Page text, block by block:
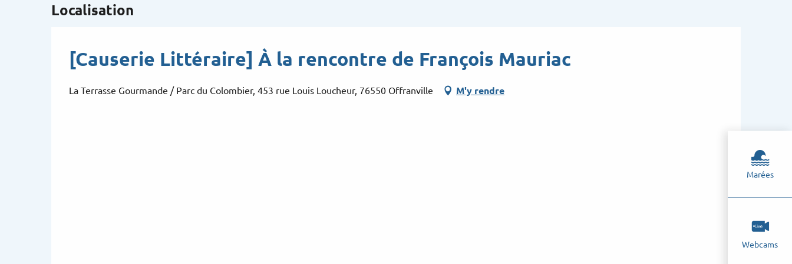
Marées
Webcams
Localisation
[Causerie Littéraire] À la rencontre de François Mauriac
La Terrasse Gourmande / Parc du Colombier, 453 rue Louis Loucheur, 76550 Offranville M'y rendre